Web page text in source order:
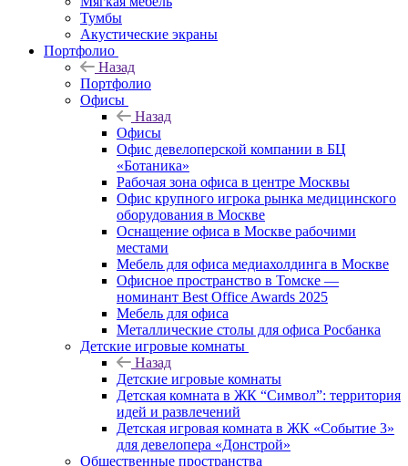
Тумбы
Акустические экраны
Портфолио
Назад
Портфолио
Офисы
Назад
Офисы
Офис девелоперской компании в БЦ
«Ботаника»
Рабочая зона офиса в центре Москвы
Офис крупного игрока рынка медицинского
оборудования в Москве
Оснащение офиса в Москве рабочими
местами
Мебель для офиса медиахолдинга в Москве
Офисное пространство в Томске —
номинант Best Office Awards 2025
Мебель для офиса
Металлические столы для офиса Росбанка
Детские игровые комнаты
Назад
Детские игровые комнаты
Детская комната в ЖК “Символ”: территория
идей и развлечений
Детская игровая комната в ЖК «Событие 3»
для девелопера «Донстрой»
Общественные пространства